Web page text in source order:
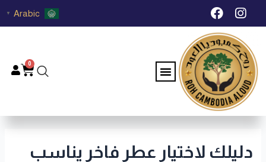
تخطي I
n
s
t
a
g
r
a
m
F
a
c
e
b
o
o
k
Arabic
▼
Menu
0
دليلك لاختيار عطر فاخر يناسب
Post
navigation